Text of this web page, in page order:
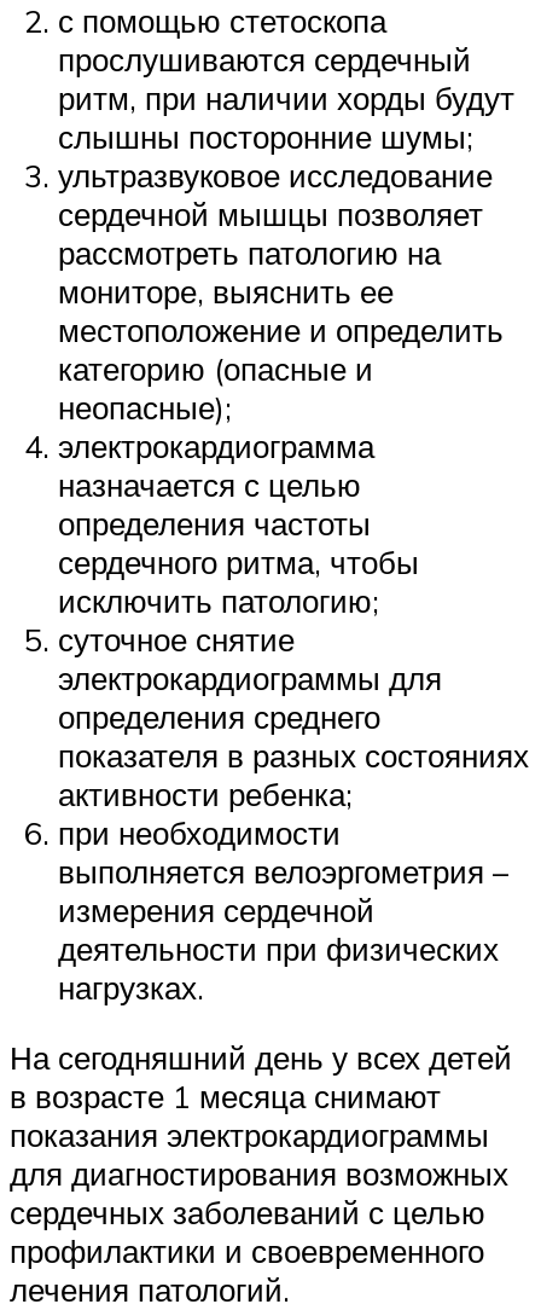
с помощью стетоскопа
прослушиваются сердечный
ритм, при наличии хорды будут
слышны посторонние шумы;
ультразвуковое исследование
сердечной мышцы позволяет
рассмотреть патологию на
мониторе, выяснить ее
местоположение и определить
категорию (опасные и
неопасные);
электрокардиограмма
назначается с целью
определения частоты
сердечного ритма, чтобы
исключить патологию;
суточное снятие
электрокардиограммы для
определения среднего
показателя в разных состояниях
активности ребенка;
при необходимости
выполняется велоэргометрия –
измерения сердечной
деятельности при физических
нагрузках.
На сегодняшний день у всех детей
в возрасте 1 месяца снимают
показания электрокардиограммы
для диагностирования возможных
сердечных заболеваний с целью
профилактики и своевременного
лечения патологий.